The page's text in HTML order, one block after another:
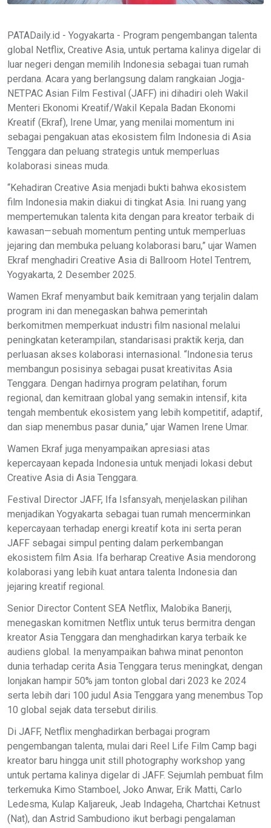
PATADaily.id - Yogyakarta - Program pengembangan talenta
global Netflix, Creative Asia, untuk pertama kalinya digelar di
luar negeri dengan memilih Indonesia sebagai tuan rumah
perdana. Acara yang berlangsung dalam rangkaian Jogja-
NETPAC Asian Film Festival (JAFF) ini dihadiri oleh Wakil
Menteri Ekonomi Kreatif/Wakil Kepala Badan Ekonomi
Kreatif (Ekraf), Irene Umar, yang menilai momentum ini
sebagai pengakuan atas ekosistem film Indonesia di Asia
Tenggara dan peluang strategis untuk memperluas
kolaborasi sineas muda.
“Kehadiran Creative Asia menjadi bukti bahwa ekosistem
film Indonesia makin diakui di tingkat Asia. Ini ruang yang
mempertemukan talenta kita dengan para kreator terbaik di
kawasan—sebuah momentum penting untuk memperluas
jejaring dan membuka peluang kolaborasi baru,” ujar Wamen
Ekraf menghadiri Creative Asia di Ballroom Hotel Tentrem,
Yogyakarta, 2 Desember 2025.
Wamen Ekraf menyambut baik kemitraan yang terjalin dalam
program ini dan menegaskan bahwa pemerintah
berkomitmen memperkuat industri film nasional melalui
peningkatan keterampilan, standarisasi praktik kerja, dan
perluasan akses kolaborasi internasional. “Indonesia terus
membangun posisinya sebagai pusat kreativitas Asia
Tenggara. Dengan hadirnya program pelatihan, forum
regional, dan kemitraan global yang semakin intensif, kita
tengah membentuk ekosistem yang lebih kompetitif, adaptif,
dan siap menembus pasar dunia,” ujar Wamen Irene Umar.
Wamen Ekraf juga menyampaikan apresiasi atas
kepercayaan kepada Indonesia untuk menjadi lokasi debut
Creative Asia di Asia Tenggara.
Festival Director JAFF, Ifa Isfansyah, menjelaskan pilihan
menjadikan Yogyakarta sebagai tuan rumah mencerminkan
kepercayaan terhadap energi kreatif kota ini serta peran
JAFF sebagai simpul penting dalam perkembangan
ekosistem film Asia. Ifa berharap Creative Asia mendorong
kolaborasi yang lebih kuat antara talenta Indonesia dan
jejaring kreatif regional.
Senior Director Content SEA Netflix, Malobika Banerji,
menegaskan komitmen Netflix untuk terus bermitra dengan
kreator Asia Tenggara dan menghadirkan karya terbaik ke
audiens global. Ia menyampaikan bahwa minat penonton
dunia terhadap cerita Asia Tenggara terus meningkat, dengan
lonjakan hampir 50% jam tonton global dari 2023 ke 2024
serta lebih dari 100 judul Asia Tenggara yang menembus Top
10 global sejak data tersebut dirilis.
Di JAFF, Netflix menghadirkan berbagai program
pengembangan talenta, mulai dari Reel Life Film Camp bagi
kreator baru hingga unit still photography workshop yang
untuk pertama kalinya digelar di JAFF. Sejumlah pembuat film
terkemuka Kimo Stamboel, Joko Anwar, Erik Matti, Carlo
Ledesma, Kulap Kaljareuk, Jeab Indageha, Chartchai Ketnust
(Nat), dan Astrid Sambudiono ikut berbagi pengalaman